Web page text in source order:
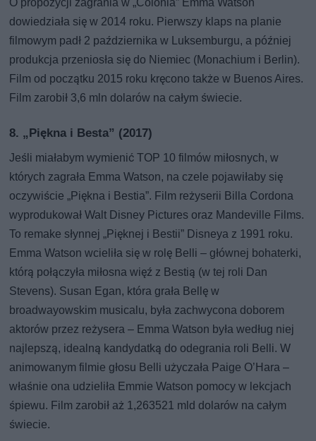
dowiedziała się w 2014 roku. Pierwszy klaps na planie
filmowym padł 2 października w Luksemburgu, a później
produkcja przeniosła się do Niemiec (Monachium i Berlin).
Film od początku 2015 roku kręcono także w Buenos Aires.
Film zarobił 3,6 mln dolarów na całym świecie.
8. „Piękna i Besta” (2017)
Jeśli miałabym wymienić TOP 10 filmów miłosnych, w
których zagrała Emma Watson, na czele pojawiłaby się
oczywiście „Piękna i Bestia”. Film reżyserii Billa Cordona
wyprodukował Walt Disney Pictures oraz Mandeville Films.
To remake słynnej „Pięknej i Bestii” Disneya z 1991 roku.
Emma Watson wcieliła się w rolę Belli – głównej bohaterki,
którą połączyła miłosna więź z Bestią (w tej roli Dan
Stevens). Susan Egan, która grała Bellę w
broadwayowskim musicalu, była zachwycona doborem
aktorów przez reżysera – Emma Watson była według niej
najlepszą, idealną kandydatką do odegrania roli Belli. W
animowanym filmie głosu Belli użyczała Paige O’Hara –
właśnie ona udzieliła Emmie Watson pomocy w lekcjach
śpiewu. Film zarobił aż 1,263521 mld dolarów na całym
świecie.